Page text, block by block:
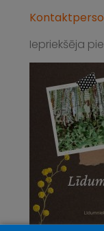
Iepriekšēja